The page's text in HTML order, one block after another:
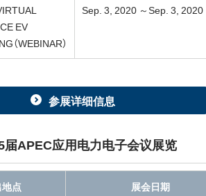
EV
（WEBINAR）
Sep. 3, 2020 ～Sep. 3, 2020
参展详细信息
届APEC应用电力电子会议展览
点 展会日期